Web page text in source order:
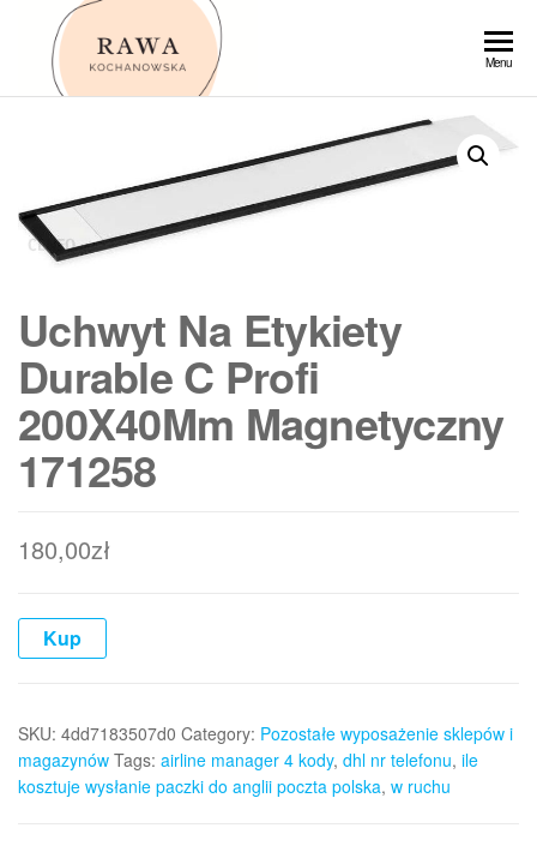
Przejdź
Menu
Uchwyt Na Etykiety
Durable C Profi
200X40Mm Magnetyczny
171258
180,00zł
Kup
SKU: 4dd7183507d0 Category: Pozostałe wyposażenie sklepów i
magazynów Tags: airline manager 4 kody, dhl nr telefonu, ile
kosztuje wysłanie paczki do anglii poczta polska, w ruchu